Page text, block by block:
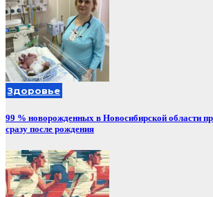
Здоровье
99 % новорожденных в Новосибирской области
сразу после рождения